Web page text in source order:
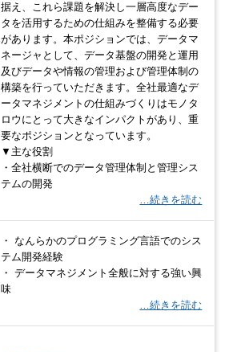
据え、これら課題を解決し一層高度なデー
タを活用するための仕組みを整備する必要
があります。本ポジションでは、データマ
ネージャとして、データ基盤の開発と運用
及びデータや情報の管理および管理体制の
構築を行っていただきます。全社最適なデ
ータマネジメントの仕組みづくりはモノタ
ロウにとって大きなインパクトがあり、重
要なポジションとなっています。
▼主な役割
・全社横断でのデータ管理体制と管理シス
テムの開発
…続きを読む
・ なんらかのプログラミング言語でのシス
テム開発経験
・ データマネジメント全般に対する強い興
味
…続きを読む